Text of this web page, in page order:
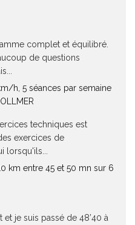
complet et équilibré.
de questions
h, 5 séances par semaine
techniques est
exercices de
lorsqu'ils...
km entre 45 et 50 mn sur 6
et je suis passé de 48’40 à